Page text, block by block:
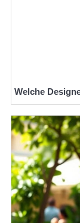
Welche